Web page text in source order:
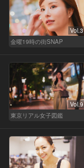
Vol.3
金曜19時の街SNAP
Vol.9
東京リアル女子図鑑